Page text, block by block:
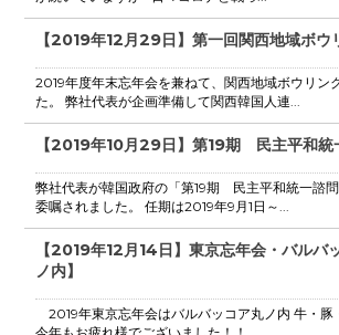
【2019年12月29日】第一回関西地域ボウ
2019年度年末忘年会を兼ねて、関西地域ボウリン
た。 弊社代表が企画準備して関西韓国人連...
【2019年10月29日】第19期 民主平和統
弊社代表が韓国政府の「第19期 民主平和統一諮
委嘱されました。 任期は2019年9月1日～...
【2019年12月14日】東京忘年会・バルバ
ノ内】
2019年東京忘年会はバルバッコア丸ノ内 牛・豚